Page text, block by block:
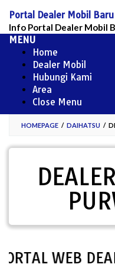
content
Portal Dealer Mobil Baru
Info Portal Dealer Mobil
MENU
Home
Dealer Mobil
Hubungi Kami
Area
Close Menu
HOMEPAGE / DAIHATSU /
WEB